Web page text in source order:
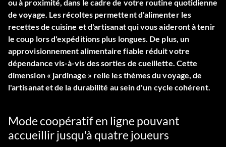
ou à proximité, dans le cadre de votre routine quotidienne
de voyage. Les récoltes permettent d'alimenter les
recettes de cuisine et d'artisanat qui vous aideront à tenir
le coup lors d'expéditions plus longues. De plus, un
approvisionnement alimentaire fiable réduit votre
dépendance vis-à-vis des sorties de cueillette. Cette
dimension « jardinage » relie les thèmes du voyage, de
l'artisanat et de la durabilité au sein d'un cycle cohérent.
Mode coopératif en ligne pouvant
accueillir jusqu'à quatre joueurs